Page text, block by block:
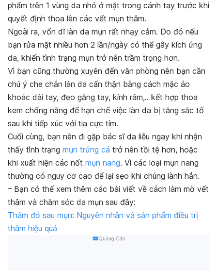
phẩm trên 1 vùng da nhỏ ở mặt trong cánh tay trước khi
quyết định thoa lên các vết mụn thâm.
Ngoài ra, vốn dĩ làn da mụn rất nhạy cảm. Do đó nếu
bạn rửa mặt nhiều hơn 2 lần/ngày có thể gây kích ứng
da, khiến tình trạng mụn trở nên trầm trọng hơn.
Vì bạn cũng thường xuyên đến văn phòng nên bạn cần
chú ý che chắn làn da cẩn thận bằng cách mặc áo
khoác dài tay, đeo găng tay, kính râm,.. kết hợp thoa
kem chống nắng để hạn chế việc làn da bị tăng sắc tố
sau khi tiếp xúc với tia cực tím.
Cuối cùng, bạn nên đi gặp bác sĩ da liễu ngay khi nhận
thấy tình trạng mụn trứng cá trở nên tồi tệ hơn, hoặc
khi xuất hiện các nốt mụn nang. Vì các loại mụn nang
thường có nguy cơ cao để lại sẹo khi chúng lành hẳn.
– Bạn có thể xem thêm các bài viết về cách làm mờ vết
thâm và chăm sóc da mụn sau đây:
Thâm đỏ sau mụn: Nguyên nhân và sản phẩm điều trị
thâm hiệu quả
Quảng Cáo